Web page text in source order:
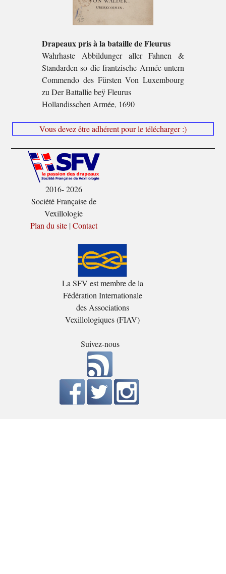
Drapeaux pris à la bataille de Fleurus
Wahrhaste Abbildunger aller Fahnen &
Standarden so die frantzische Armée untern
Commendo des Fürsten Von Luxembourg
zu Der Battallie beÿ Fleurus
Hollandisschen Armée, 1690
Vous devez être adhérent pour le télécharger :)
2016- 2026
Société Française de
Vexillologie
Plan du site|Contact
La SFV est membre de la
Fédération Internationale
des Associations
Vexillologiques (FIAV)
Suivez-nous